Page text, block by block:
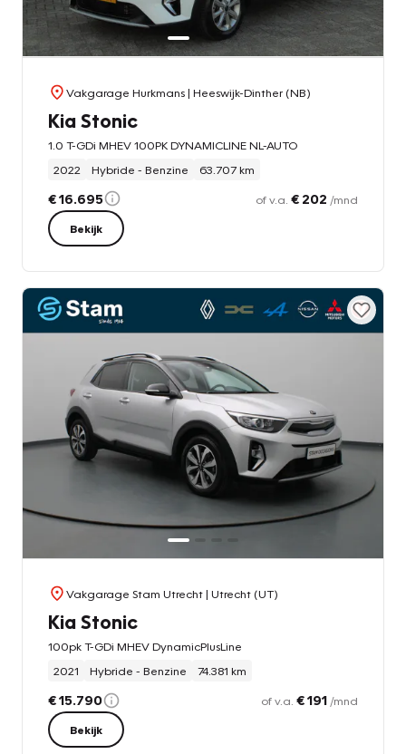
Vakgarage Hurkmans| Heeswijk-Dinther (NB)
Kia Stonic
1.0 T-GDi MHEV 100PK DYNAMICLINE NL-AUTO
2022
Hybride - Benzine 63.707 km
€ 16.695 of v.a. € 202 /mnd
Bekijk
Vakgarage Stam Utrecht| Utrecht (UT)
Kia Stonic
100pk T-GDi MHEV DynamicPlusLine
2021
Hybride - Benzine 74.381 km
€ 15.790 of v.a. € 191 /mnd
Bekijk